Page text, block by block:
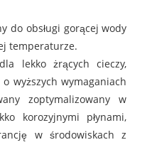
do obsługi gorącej wody
temperaturze.
lekko żrących cieczy,
wyższych wymaganiach
zoptymalizowany w
korozyjnymi płynami,
w środowiskach z